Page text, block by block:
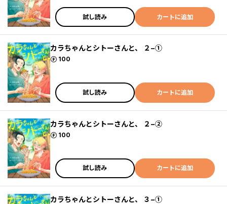
試し読み カートに追加
カラちゃんとシトーさんと、 ２−①
100
ポイント
試し読み カートに追加
カラちゃんとシトーさんと、 ２−②
100
ポイント
試し読み カートに追加
カラちゃんとシトーさんと、 ３−①